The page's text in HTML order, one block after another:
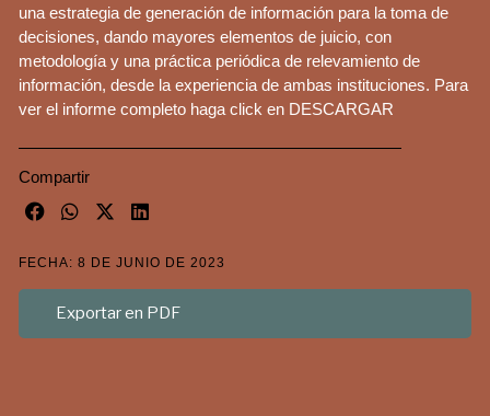
una estrategia de generación de información para la toma de
decisiones, dando mayores elementos de juicio, con
metodología y una práctica periódica de relevamiento de
información, desde la experiencia de ambas instituciones. Para
ver el informe completo haga click en DESCARGAR
Compartir
FECHA: 8 DE JUNIO DE 2023
Exportar en PDF